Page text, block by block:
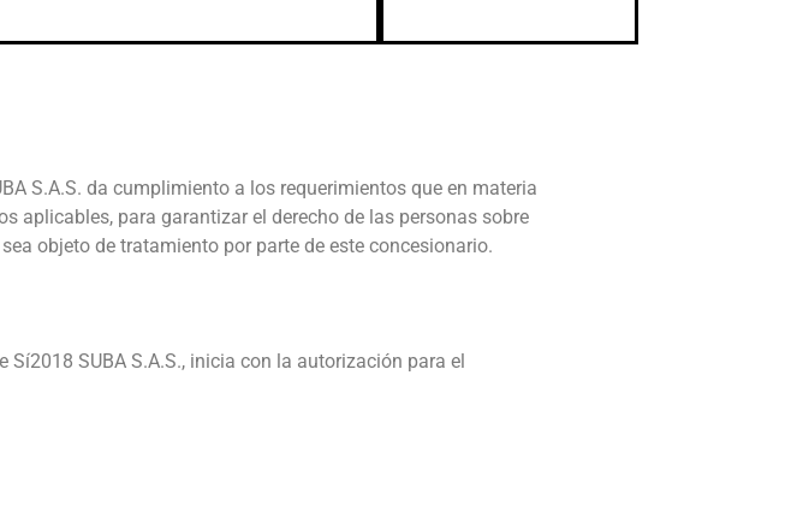
S.A.S. da cumplimiento a los requerimientos que en materia
aplicables, para garantizar el derecho de las personas sobre
objeto de tratamiento por parte de este concesionario.
SUBA S.A.S., inicia con la autorización para el